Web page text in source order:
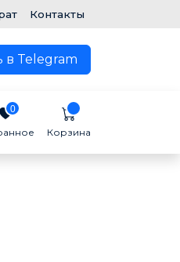
Контакты
в Telegram
0
Корзина